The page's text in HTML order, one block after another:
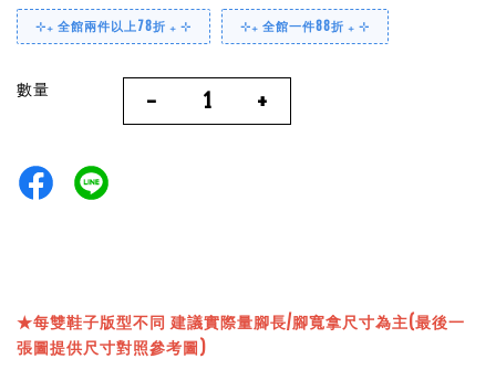
⊹₊ 全館兩件以上78折 ₊ ⊹ ⊹₊ 全館一件88折 ₊ ⊹
數量 - +
★每雙鞋子版型不同 建議實際量腳長/腳寬拿尺寸為主(最後一
張圖提供尺寸對照參考圖)